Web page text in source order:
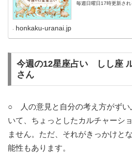
毎週日曜日17時更新され
honkaku-uranai.jp
今週の12星座占い しし座
さん
○ 人の意見と自分の考え方がずい
いて、ちょっとしたカルチャーシ
ません。ただ、それがきっかけと
能性もあります。